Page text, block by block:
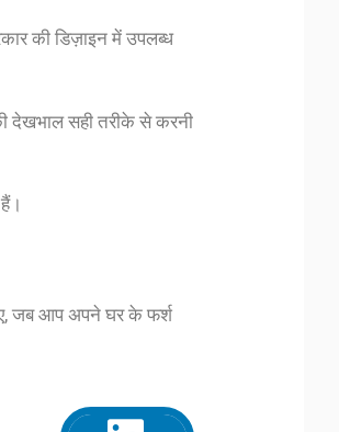
की डिज़ाइन में उपलब्ध
देखभाल सही तरीके से करनी
जब आप अपने घर के फर्श